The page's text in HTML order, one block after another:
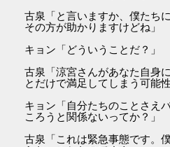
古泉「と言いますか、僕たち
その方が助かりますけどね」
キョン「どういうことだ？」
古泉「涼宮さんがあなた自身
とだけで満足してしまう可能
キョン「自分たちのことさえ
ころうと関係ないってか？」
古泉「これは緊急事態です。